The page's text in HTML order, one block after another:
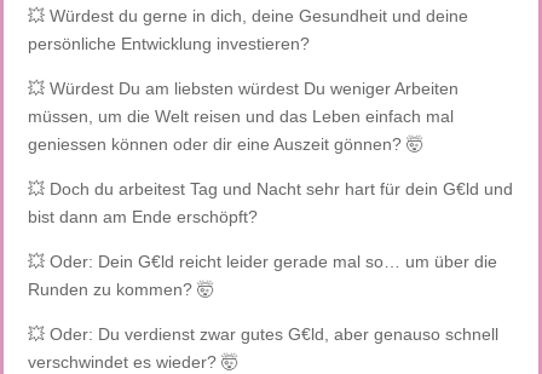
💥 Würdest du gerne in dich, deine Gesundheit und deine
persönliche Entwicklung investieren?
💥 Würdest Du am liebsten würdest Du weniger Arbeiten
müssen, um die Welt reisen und das Leben einfach mal
geniessen können oder dir eine Auszeit gönnen? 🤯
💥 Doch du arbeitest Tag und Nacht sehr hart für dein G€ld und
bist dann am Ende erschöpft?
💥 Oder: Dein G€ld reicht leider gerade mal so… um über die
Runden zu kommen? 🤯
💥 Oder: Du verdienst zwar gutes G€ld, aber genauso schnell
verschwindet es wieder? 🤯